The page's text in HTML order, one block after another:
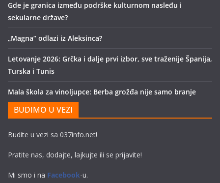
Gde je granica između podrške kulturnom nasleđu i
sekularne države?
„Magna“ odlazi iz Aleksinca?
Letovanje 2026: Grčka i dalje prvi izbor, sve traženije Španija,
Turska i Tunis
Mala škola za vinoljupce: Berba grožđa nije samo branje
BUDIMO U VEZI
Budite u vezi sa 037info.net!
Pratite nas, dodajte, lajkujte ili se prijavite!
Mi smo i na Facebook-u.